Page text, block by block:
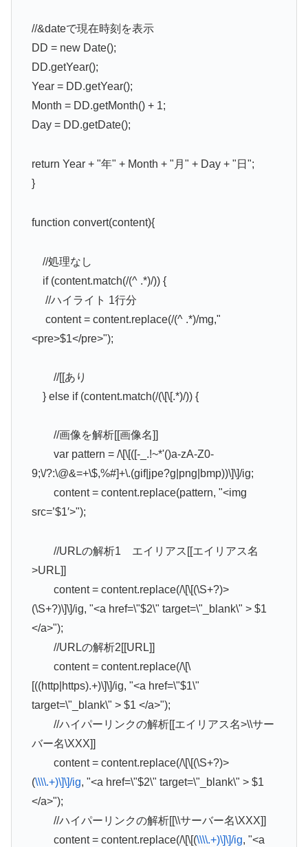
//&dateで現在時刻を表示
DD = new Date();
DD.getYear();
Year = DD.getYear();
Month = DD.getMonth() + 1;
Day = DD.getDate();
return Year + "年" + Month + "月" + Day + "日";
}
function convert(content){
//処理なし
if (content.match(/(^ .*)/)) {
//ハイライト 1行分
content = content.replace(/(^ .*)/mg,"
<pre>$1</pre>");
//[[あり
} else if (content.match(/(\[\[.*)/)) {
//画像を解析[[画像名]]
var pattern = /\[\[([-_.!~*'()a-zA-Z0-
9;\/?:\@&=+\$,%#]+\.(gif|jpe?g|png|bmp))\]\]/ig;
content = content.replace(pattern, "<img
src=’$1′>");
//URLの解析1 エイリアス[[エイリアス名
>URL]]
content = content.replace(/\[\[(\S+?)>
(\S+?)\]\]/ig, "<a href=\"$2\" target=\"_blank\" > $1
</a>");
//URLの解析2[[URL]]
content = content.replace(/\[\
[((http|https).+)\]\]/ig, "<a href=\"$1\"
target=\"_blank\" > $1 </a>");
//ハイパーリンクの解析[[エイリアス名>\\サー
バー名\XXX]]
content = content.replace(/\[\[(\S+?)>
(\\\\.+)\]\]/ig, "<a href=\"$2\" target=\"_blank\" > $1
</a>");
//ハイパーリンクの解析[[\\サーバー名\XXX]]
content = content.replace(/\[\[(\\\\.+)\]\]/ig, "<a